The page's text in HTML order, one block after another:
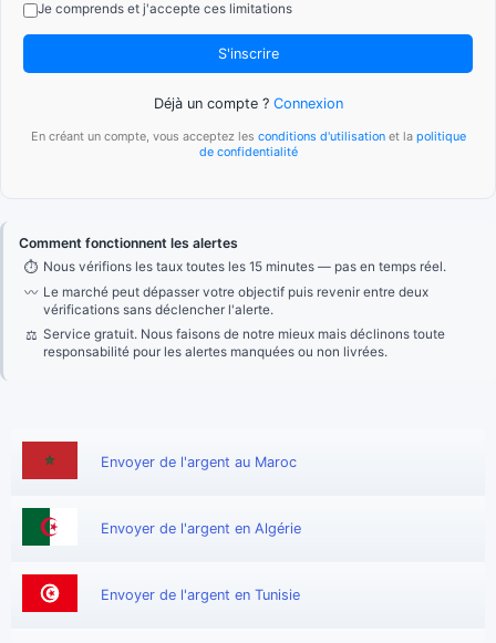
Je comprends et j'accepte ces limitations
S'inscrire
Déjà un compte ? Connexion
En créant un compte, vous acceptez les conditions d'utilisationet la politique
de confidentialité
Comment fonctionnent les alertes
⏱ Nous vérifions les taux toutes les 15 minutes — pas en temps réel.
〰 Le marché peut dépasser votre objectif puis revenir entre deux
vérifications sans déclencher l'alerte.
⚖ Service gratuit. Nous faisons de notre mieux mais déclinons toute
responsabilité pour les alertes manquées ou non livrées.
Envoyer de l'argent au Maroc
Envoyer de l'argent en Algérie
Envoyer de l'argent en Tunisie